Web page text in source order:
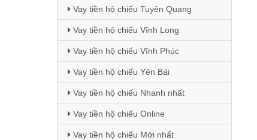
Vay tiền hộ chiếu Tuyên Quang
Vay tiền hộ chiếu Vĩnh Long
Vay tiền hộ chiếu Vĩnh Phúc
Vay tiền hộ chiếu Yên Bái
Vay tiền hộ chiếu Nhanh nhất
Vay tiền hộ chiếu Online
Vay tiền hộ chiếu Mới nhất